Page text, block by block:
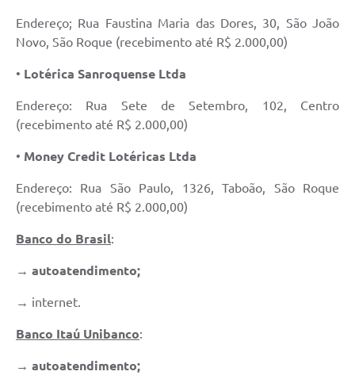
Creches
Cronograma coleta de lixo e seletiva
Biblioteca
Bancos conveniados e serviços disponíveis
Bolsas de estudo da Escola Cooperativa
Horários de Ônibus - Jundiá
Endereço; Rua Faustina Maria das Dores, 30, São João
Novo, São Roque (recebimento até R$ 2.000,00)
• Lotérica Sanroquense Ltda
Endereço: Rua Sete de Setembro, 102, Centro
(recebimento até R$ 2.000,00)
• Money Credit Lotéricas Ltda
Endereço: Rua São Paulo, 1326, Taboão, São Roque
(recebimento até R$ 2.000,00)
Banco do Brasil:
→ autoatendimento;
→ internet.
Banco Itaú Unibanco:
→ autoatendimento;